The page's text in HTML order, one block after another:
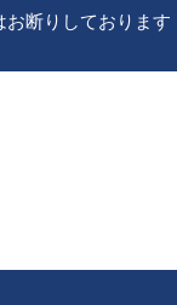
断りしております